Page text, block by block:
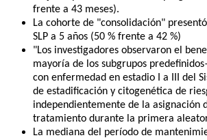
frente a 43 meses).
La cohorte de "consolidación"
SLP a 5 años (50 % frente a 42 %)
"Los investigadores observaron el
mayoría de los subgrupos
con enfermedad en estadio I a III del
de estadificación y citogenética de
independientemente de la asignación
tratamiento durante la primera
La mediana del período de